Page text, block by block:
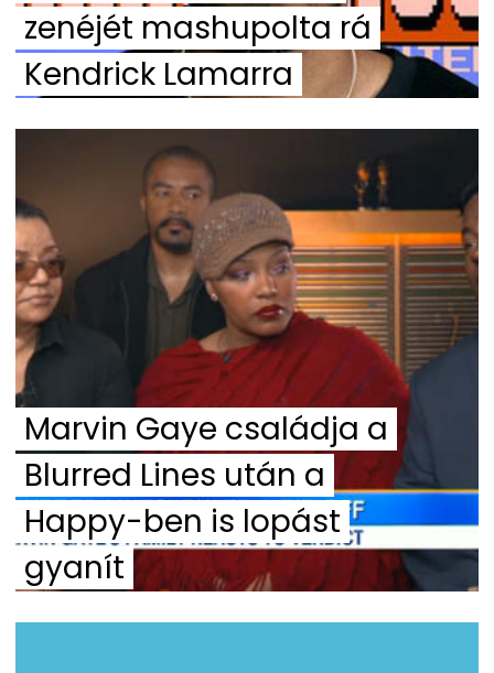
zenéjét mashupolta rá
Kendrick Lamarra
Marvin Gaye családja a
Blurred Lines után a
Happy-ben is lopást
gyanít